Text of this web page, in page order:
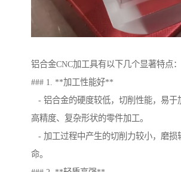
铝合金CNC加工具有以下几个显著特点：
### 1. **加工性能好**
- 铝合金的硬度较低，切削性能，易于
高精度、复杂形状的零件加工。
- 加工过程中产生的切削力较小，磨损
命。